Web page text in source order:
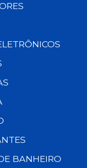
BANHEIRO